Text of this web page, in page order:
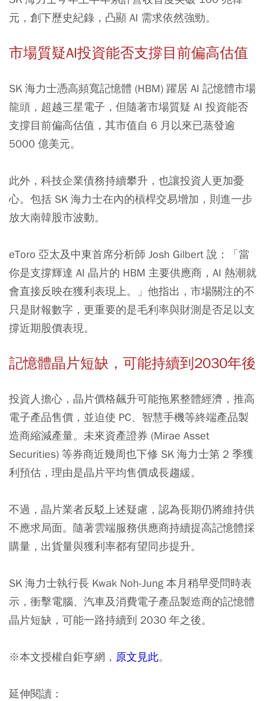
元，創下歷史紀錄，凸顯 AI 需求依然強勁。
市場質疑AI投資能否支撐目前偏高估值
SK 海力士憑高頻寬記憶體 (HBM) 躍居 AI 記憶體市場
龍頭，超越三星電子，但隨著市場質疑 AI 投資能否
支撐目前偏高估值，其市值自 6 月以來已蒸發逾
5000 億美元。
此外，科技企業債務持續攀升，也讓投資人更加憂
心。包括 SK 海力士在內的槓桿交易增加，則進一步
放大南韓股市波動。
eToro 亞太及中東首席分析師 Josh Gilbert 說：「當
你是支撐輝達 AI 晶片的 HBM 主要供應商，AI 熱潮就
會直接反映在獲利表現上。」他指出，市場關注的不
只是財報數字，更重要的是毛利率與財測是否足以支
撐近期股價表現。
記憶體晶片短缺，可能持續到2030年後
投資人擔心，晶片價格飆升可能拖累整體經濟，推高
電子產品售價，並迫使 PC、智慧手機等終端產品製
造商縮減產量。未來資產證券 (Mirae Asset
Securities) 等券商近幾周也下修 SK 海力士第 2 季獲
利預估，理由是晶片平均售價成長趨緩。
不過，晶片業者反駁上述疑慮，認為長期仍將維持供
不應求局面。隨著雲端服務供應商持續提高記憶體採
購量，出貨量與獲利率都有望同步提升。
SK 海力士執行長 Kwak Noh-Jung 本月稍早受問時表
示，衝擊電腦、汽車及消費電子產品製造商的記憶體
晶片短缺，可能一路持續到 2030 年之後。
※本文授權自鉅亨網， 原文見此。
延伸閱讀：